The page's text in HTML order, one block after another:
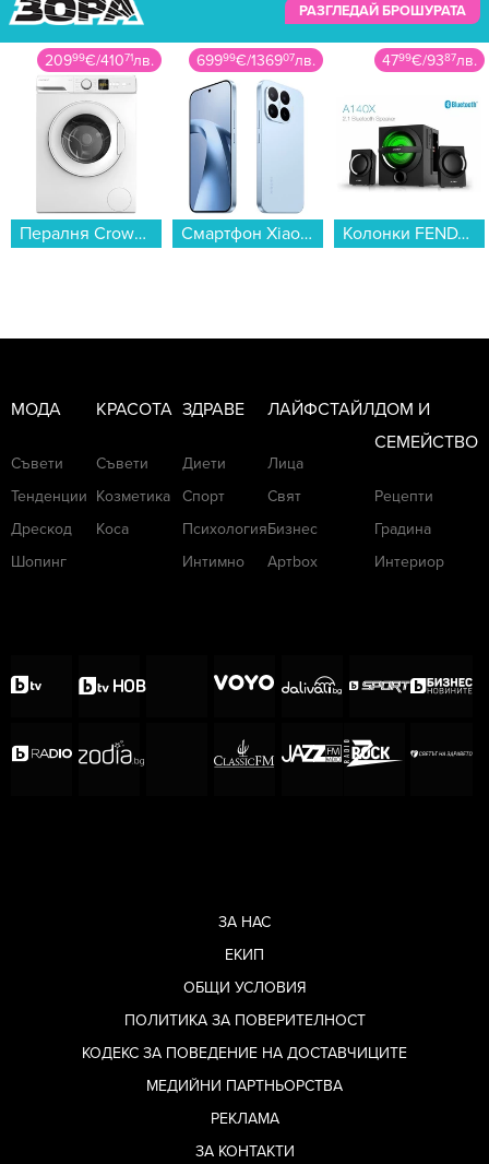
РАЗГЛЕДАЙ БРОШУРАТА
69999€/136907лв.
Смартфон Xiaomi 17T 256/12 BLUE MZB0NOTEU , 12 GB, 256 GB...
4799€/9387лв.
Колонки FENDA A140X 2.1...
12499€/24446лв.
Месомелачка Rohnson R-5430...
МОДА
Съвети
Тенденции
Дрескод
Шопинг
КРАСОТА
Съвети
Козметика
Коса
ЗДРАВЕ
Диети
Спорт
Психология
Интимно
ЛАЙФСТАЙЛ
Лица
Свят
Бизнес
Артbox
ДОМ И
СЕМЕЙСТВО
Рецепти
Градина
Интериор
ЗА НАС
ЕКИП
ОБЩИ УСЛОВИЯ
ПОЛИТИКА ЗА ПОВЕРИТЕЛНОСТ
КОДЕКС ЗА ПОВЕДЕНИЕ НА ДОСТАВЧИЦИТЕ
МЕДИЙНИ ПАРТНЬОРСТВА
РЕКЛАМА
ЗА КОНТАКТИ